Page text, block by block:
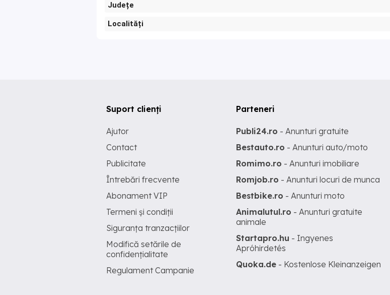
Județe
Localități
Suport clienți
Ajutor
Contact
Publicitate
Întrebări frecvente
Abonament VIP
Termeni și condiții
Siguranța tranzacțiilor
Modifică setările de
confidențialitate
Regulament Campanie
Parteneri
Publi24.ro - Anunturi gratuite
Bestauto.ro - Anunturi auto/moto
Romimo.ro - Anunturi imobiliare
Romjob.ro - Anunturi locuri de munca
Bestbike.ro - Anunturi moto
Animalutul.ro - Anunturi gratuite
animale
Startapro.hu - Ingyenes
Apróhirdetés
Quoka.de - Kostenlose Kleinanzeigen